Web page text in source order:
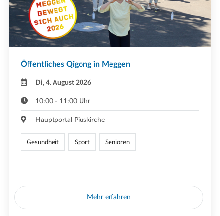
Öffentliches Qigong in Meggen
Di, 4. August 2026
10:00 - 11:00 Uhr
Hauptportal Piuskirche
Gesundheit Sport Senioren
Mehr erfahren